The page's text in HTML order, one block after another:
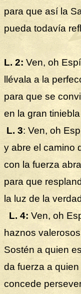
para que así la
pueda todavía
L. 2: Ven, oh
llévala a la
para que se
en la gran
L. 3: Ven, oh
y abre el camino
con la fuerza
para que
la luz de la
L. 4: Ven, oh
haznos
Sostén a quien
da fuerza a
concede